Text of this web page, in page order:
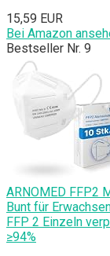
15,59 EUR
Bei Amazon
Bestseller Nr. 9
ARNOMED FFP2
Bunt für
FFP 2 Einzeln
≥94%